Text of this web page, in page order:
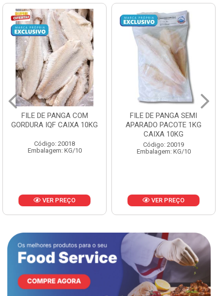
FILE DE PANGA SEMI
APARADO PACOTE 1KG
Código: 20019
Embalagem: KG/10
VER PREÇO
POLACA DESFIADA
PESCAMARES PCT5KG
CX10KG
Código: 20161
Embalagem: KG/10
VER PREÇO